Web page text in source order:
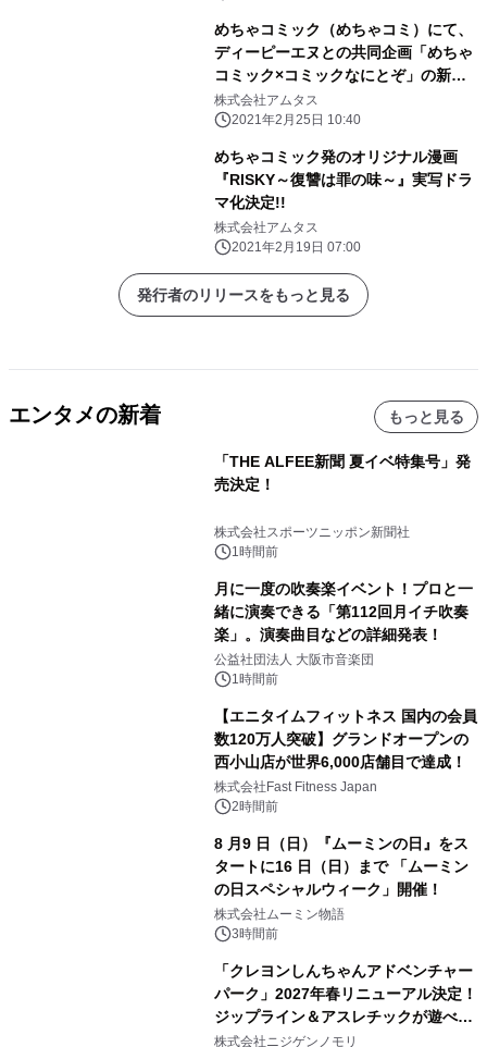
めちゃコミック（めちゃコミ）にて、
ディーピーエヌとの共同企画「めちゃ
コミック×コミックなにとぞ」の新作
が独占先行配信スタート！
株式会社アムタス
2021年2月25日 10:40
めちゃコミック発のオリジナル漫画
『RISKY～復讐は罪の味～』実写ドラ
マ化決定!!
株式会社アムタス
2021年2月19日 07:00
発行者のリリースをもっと見る
エンタメの新着 もっと見る
「THE ALFEE新聞 夏イベ特集号」発
売決定！
株式会社スポーツニッポン新聞社
1時間前
月に一度の吹奏楽イベント！プロと一
緒に演奏できる「第112回月イチ吹奏
楽」。演奏曲目などの詳細発表！
公益社団法人 大阪市音楽団
1時間前
【エニタイムフィットネス 国内の会員
数120万人突破】グランドオープンの
西小山店が世界6,000店舗目で達成！
株式会社Fast Fitness Japan
2時間前
8 月9 日（日）『ムーミンの日』をス
タートに16 日（日）まで 「ムーミン
の日スペシャルウィーク」開催！
株式会社ムーミン物語
3時間前
「クレヨンしんちゃんアドベンチャー
パーク」2027年春リニューアル決定！
ジップライン＆アスレチックが遊べる
のは今年が最後！ 「ラスト！ドキがム
株式会社ニジゲンノモリ